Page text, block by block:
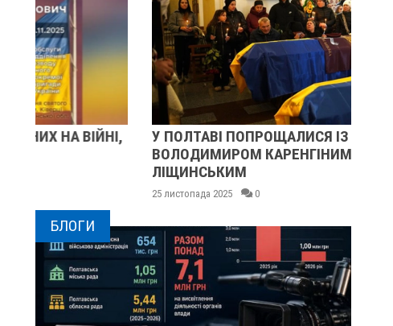
У ПОЛТАВІ ПОПРОЩАЛИСЯ ІЗ ВІЙСЬКОВИМИ
ВОЛОДИМИРОМ КАРЕНГІНИМ ТА ОЛЕГОМ
БЛОГИ